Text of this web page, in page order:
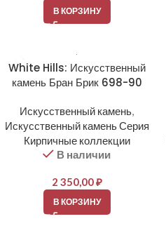
В КОРЗИНУ
White Hills: Искусственный
камень Бран Брик 698-90
Искусственный камень,
Искусственный камень Серия
Кирпичные коллекции
В наличии
2 350,00₽
В КОРЗИНУ